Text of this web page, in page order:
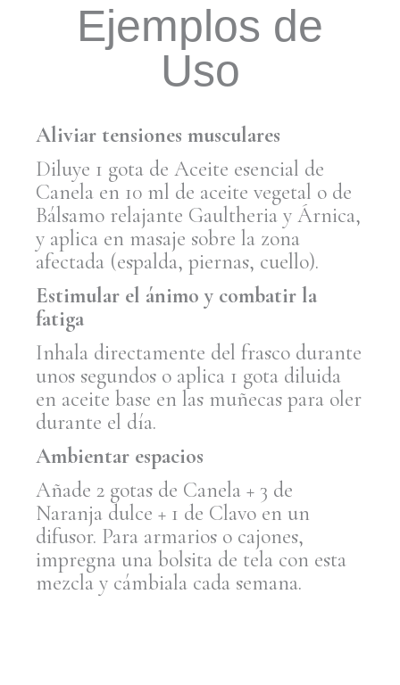
Ejemplos de
Uso
Aliviar tensiones musculares
Diluye 1 gota de Aceite esencial de
Canela en 10 ml de aceite vegetal o de
Bálsamo relajante Gaultheria y Árnica,
y aplica en masaje sobre la zona
afectada (espalda, piernas, cuello).
Estimular el ánimo y combatir la
fatiga
Inhala directamente del frasco durante
unos segundos o aplica 1 gota diluida
en aceite base en las muñecas para oler
durante el día.
Ambientar espacios
Añade 2 gotas de Canela + 3 de
Naranja dulce + 1 de Clavo en un
difusor. Para armarios o cajones,
impregna una bolsita de tela con esta
mezcla y cámbiala cada semana.